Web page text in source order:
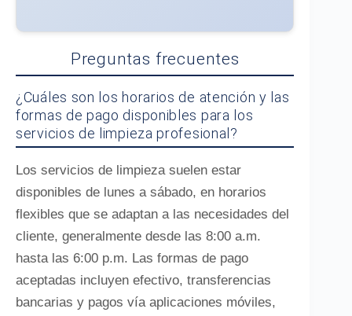
Preguntas frecuentes
¿Cuáles son los horarios de atención y las
formas de pago disponibles para los
servicios de limpieza profesional?
Los servicios de limpieza suelen estar
disponibles de lunes a sábado, en horarios
flexibles que se adaptan a las necesidades del
cliente, generalmente desde las 8:00 a.m.
hasta las 6:00 p.m. Las formas de pago
aceptadas incluyen efectivo, transferencias
bancarias y pagos vía aplicaciones móviles,